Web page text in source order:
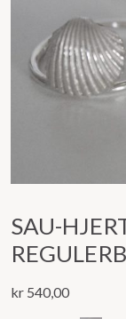
SAU-
kr 540,00